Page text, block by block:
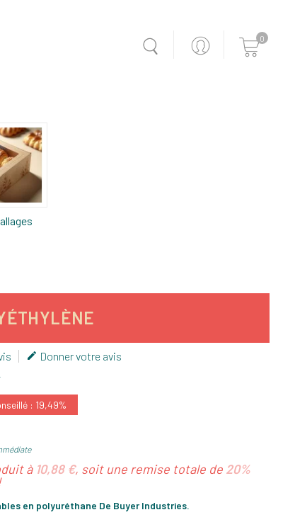
0
 Donner votre avis
: 19,49%
à 10,88 €, soit une remise totale de 20%
en polyuréthane De Buyer Industries.